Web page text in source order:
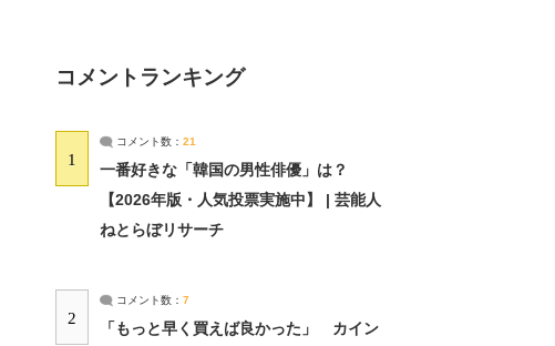
コメントランキング
1
コメント数： 21
一番好きな「韓国の男性俳優」は？
【2026年版・人気投票実施中】 | 芸能人
ねとらぼリサーチ
2
コメント数： 7
「もっと早く買えば良かった」 カイン